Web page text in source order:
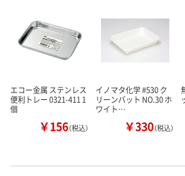
エコー金属 ステンレス
便利トレー 0321-411 1
個
￥156（税込）
イノマタ化学 #530 ク
リーンバット NO.30 ホ
ワイト…
￥330（税込）